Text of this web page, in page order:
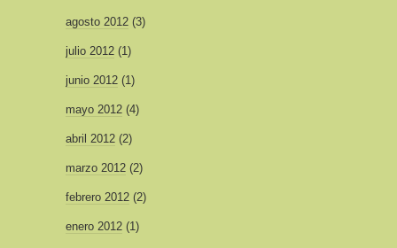
agosto 2012 (3)
julio 2012 (1)
junio 2012 (1)
mayo 2012 (4)
abril 2012 (2)
marzo 2012 (2)
febrero 2012 (2)
enero 2012 (1)